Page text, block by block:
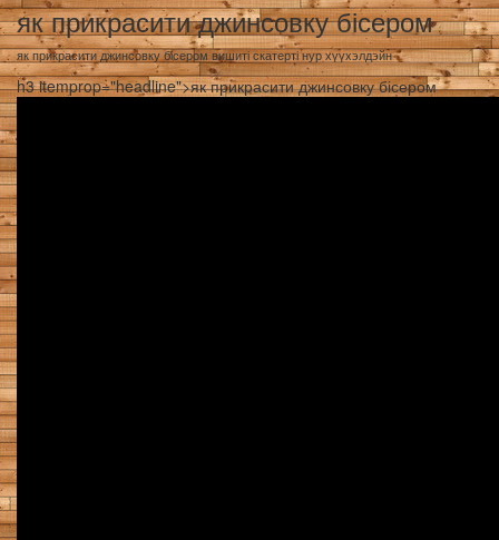
як прикрасити джинсовку бісером
як прикрасити джинсовку бісером вишиті скатерті нур хүүхэлдэйн
h3 itemprop="headline">як прикрасити джинсовку бісером